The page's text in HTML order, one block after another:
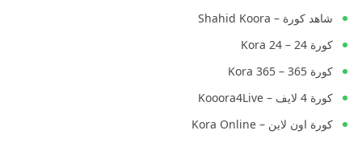
شاهد كورة – Shahid Koora
كورة 24 – Kora 24
كورة 365 – Kora 365
كورة 4 لايف – Kooora4Live
كورة اون لاين – Kora Online